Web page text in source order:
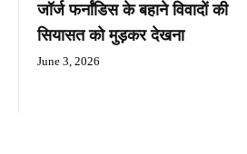
जॉर्ज फर्नांडिस के बहाने विवादों की
सियासत को मुड़कर देखना
June 3, 2026